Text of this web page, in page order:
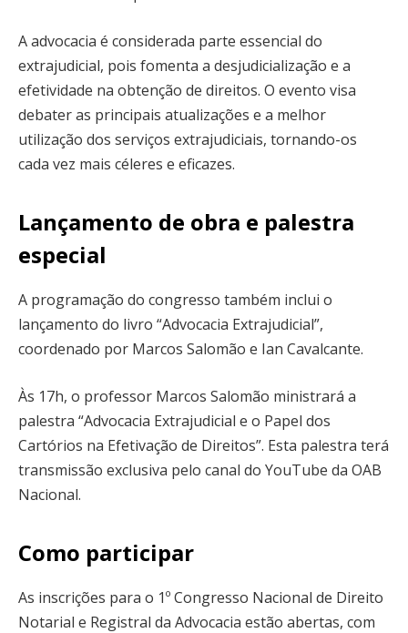
A advocacia é considerada parte essencial do
extrajudicial, pois fomenta a desjudicialização e a
efetividade na obtenção de direitos. O evento visa
debater as principais atualizações e a melhor
utilização dos serviços extrajudiciais, tornando-os
cada vez mais céleres e eficazes.
Lançamento de obra e palestra
especial
A programação do congresso também inclui o
lançamento do livro “Advocacia Extrajudicial”,
coordenado por Marcos Salomão e Ian Cavalcante.
Às 17h, o professor Marcos Salomão ministrará a
palestra “Advocacia Extrajudicial e o Papel dos
Cartórios na Efetivação de Direitos”. Esta palestra terá
transmissão exclusiva pelo canal do YouTube da OAB
Nacional.
Como participar
As inscrições para o 1º Congresso Nacional de Direito
Notarial e Registral da Advocacia estão abertas, com